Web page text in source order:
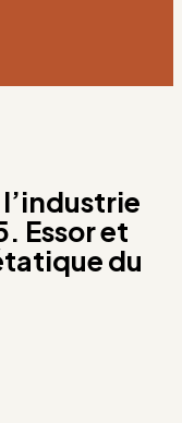
Essor et
du